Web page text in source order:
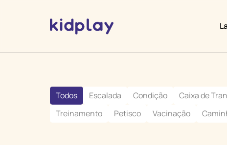
Todos Escalada Condição Caixa de
Treinamento
Petisco Vacinação